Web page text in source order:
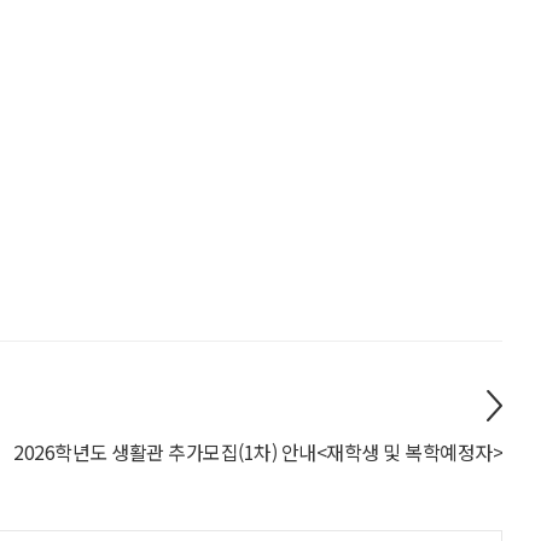
2026학년도 생활관 추가모집(1차) 안내<재학생 및 복학예정자>